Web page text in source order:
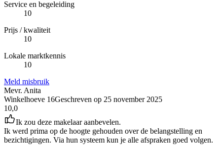
Service en begeleiding
10
Prijs / kwaliteit
10
Lokale marktkennis
10
Meld misbruik
Mevr. Anita
Winkelhoeve 16Geschreven op 25 november 2025
10,0
Ik zou deze makelaar aanbevelen.
Ik werd prima op de hoogte gehouden over de belangstelling en
bezichtigingen. Via hun systeem kun je alle afspraken goed volgen.